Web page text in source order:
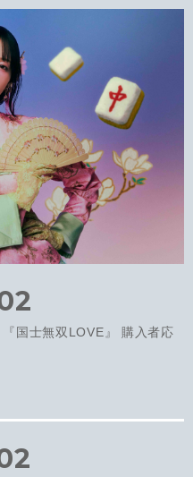
国士無双LOVE』 購入者応